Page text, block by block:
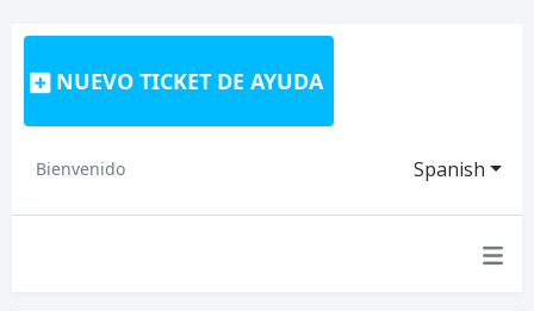
NUEVO TICKET DE AYUDA
Spanish
Bienvenido